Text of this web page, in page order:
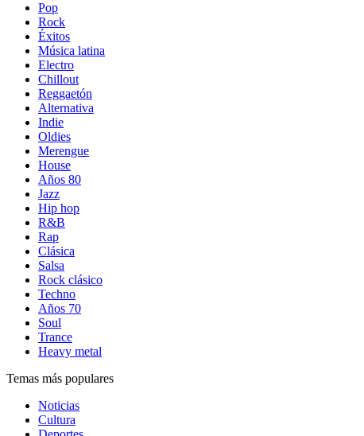
Pop
Rock
Éxitos
Música latina
Electro
Chillout
Reggaetón
Alternativa
Indie
Oldies
Merengue
House
Años 80
Jazz
Hip hop
R&B
Rap
Clásica
Salsa
Rock clásico
Techno
Años 70
Soul
Trance
Heavy metal
Temas más populares
Noticias
Cultura